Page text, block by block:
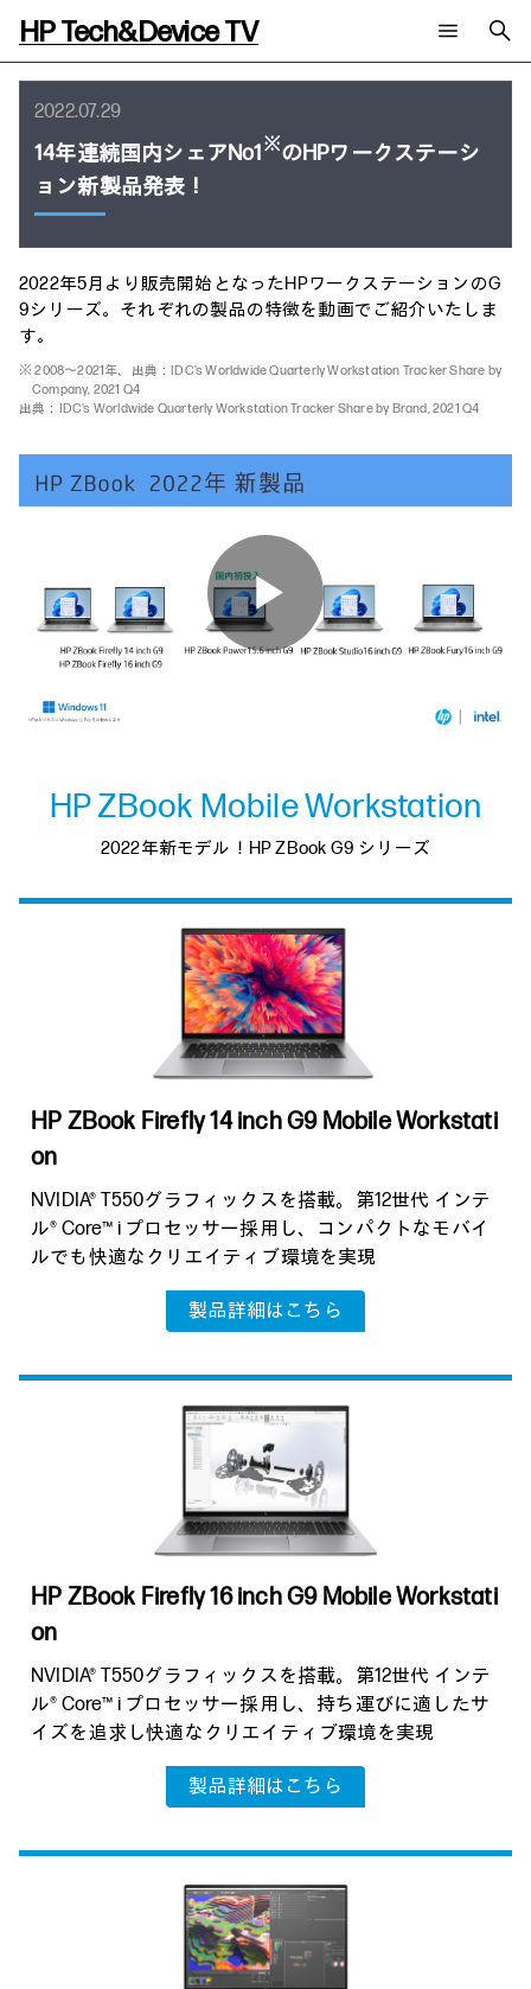
HP Tech&Device TV
全てのコンテンツ
チャンネル
AIの進化と活用事例
サイバーセキュリティ
教育とテクノロジー
自治体・公共
ワークステーション
プリンター
AI PC
AIワークステーション
タグ一覧
イベント・セミナー情報
コラム一覧
メールニュース会員登録
HP Tech&Device TV 内のコンテンツを検索します。
2022.07.29
14年連続国内シェアNo1 ※のHPワークステーシ
ョン新製品発表！
2022年5月より販売開始となったHPワークステーションのG
9シリーズ。それぞれの製品の特徴を動画でご紹介いたしま
す。
※ 2008～2021年、出典：IDC’s Worldwide Quarterly Workstation Tracker Share by
Company, 2021 Q4
出典：IDC’s Worldwide Quarterly Workstation Tracker Share by Brand, 2021 Q4
Play
HP ZBook Mobile Workstation
2022年新モデル！HP ZBook G9 シリーズ
HP ZBook Firefly 14 inch G9 Mobile Workstati
on
NVIDIA® T550グラフィックスを搭載。第12世代 インテ
ル® Core™ i プロセッサー採用し、コンパクトなモバイ
ルでも快適なクリエイティブ環境を実現
製品詳細はこちら
HP ZBook Firefly 16 inch G9 Mobile Workstati
on
NVIDIA® T550グラフィックスを搭載。第12世代 インテ
ル® Core™ i プロセッサー採用し、持ち運びに適したサ
イズを追求し快適なクリエイティブ環境を実現
製品詳細はこちら